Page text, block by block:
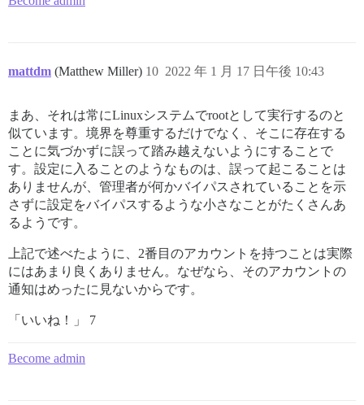
mattdm (Matthew Miller) 2022 年 1 月 17 日午後 10:43
10
まあ、それは常にLinuxシステムでrootとして実行するのと
似ています。境界を尊重するだけでなく、そこに存在する
ことに気づかずに誤って踏み越えないようにすることで
す。設定に入ることのようなものは、誤って起こることは
ありませんが、管理者が何かバイパスされていることを示
さずに設定をバイパスするような小さなことがたくさんあ
るようです。
上記で述べたように、2番目のアカウントを持つことは実際
にはあまり良くありません。なぜなら、そのアカウントの
通知はめったに見ないからです。
「いいね！」 7
Become admin